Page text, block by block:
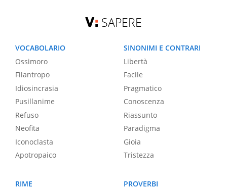
SAPERE
VOCABOLARIO
Ossimoro
Filantropo
Idiosincrasia
Pusillanime
Refuso
Neofita
Iconoclasta
Apotropaico
SINONIMI E CONTRARI
Libertà
Facile
Pragmatico
Conoscenza
Riassunto
Paradigma
Gioia
Tristezza
RIME
PROVERBI